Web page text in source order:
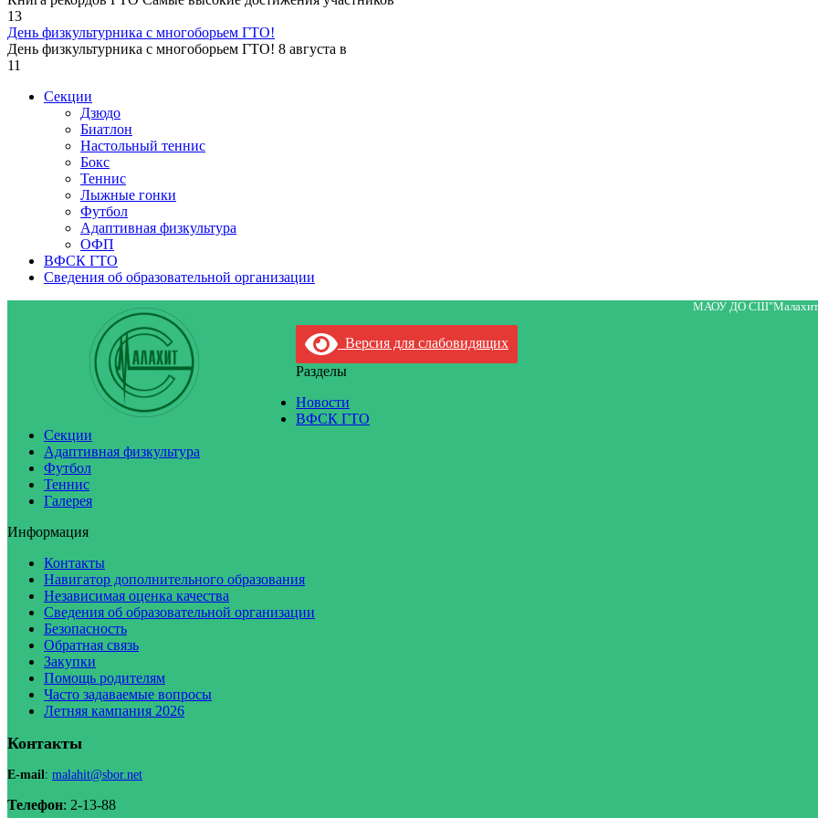
13
День физкультурника с многоборьем ГТО!
День физкультурника с многоборьем ГТО! 8 августа в
11
Секции
Дзюдо
Биатлон
Настольный теннис
Бокс
Теннис
Лыжные гонки
Футбол
Адаптивная физкультура
ОФП
ВФСК ГТО
Сведения об образовательной организации
МАОУ ДО
Версия для слабовидящих
Разделы
Новости
ВФСК ГТО
Секции
Адаптивная физкультура
Футбол
Теннис
Галерея
Информация
Контакты
Навигатор дополнительного образования
Независимая оценка качества
Сведения об образовательной организации
Безопасность
Обратная связь
Закупки
Помощь родителям
Часто задаваемые вопросы
Летняя кампания 2026
Контакты
E-mail: malahit@sbor.net
Телефон: 2-13-88